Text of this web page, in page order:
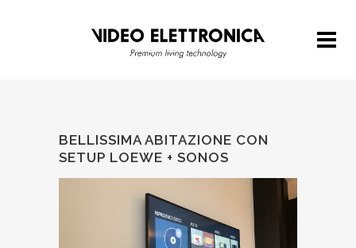
BELLISSIMA ABITAZIONE CON
SETUP LOEWE + SONOS